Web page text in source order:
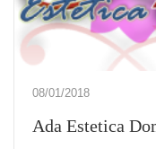
08/01/2018
Ada Estetica